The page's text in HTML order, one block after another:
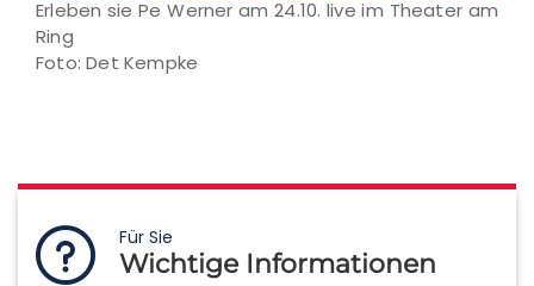
Erleben sie Pe Werner am 24.10. live im Theater am
Ring
Foto: Det Kempke
Für Sie
Wichtige Informationen